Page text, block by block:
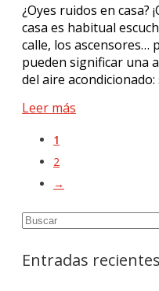
¿Oyes ruidos en casa?
casa es habitual
calle, los ascensores…
pueden significar una
del aire acondicionado:
Leer más
1
2
→
Entradas recientes